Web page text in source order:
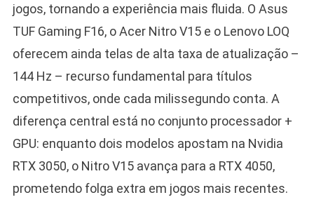
jogos, tornando a experiência mais fluida. O Asus
TUF Gaming F16, o Acer Nitro V15 e o Lenovo LOQ
oferecem ainda telas de alta taxa de atualização –
144 Hz – recurso fundamental para títulos
competitivos, onde cada milissegundo conta. A
diferença central está no conjunto processador +
GPU: enquanto dois modelos apostam na Nvidia
RTX 3050, o Nitro V15 avança para a RTX 4050,
prometendo folga extra em jogos mais recentes.